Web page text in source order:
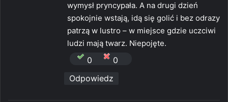
wymysł pryncypała. A na drugi dzień
spokojnie wstają, idą się golić i bez odrazy
patrzą w lustro – w miejsce gdzie uczciwi
ludzi mają twarz. Niepojęte.
0
0
Odpowiedz